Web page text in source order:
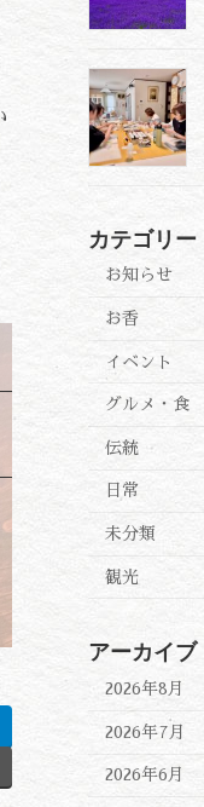
カテゴリー
お知らせ
お香
イベント
グルメ・食
伝統
日常
未分類
観光
アーカイブ
2026年8月
2026年7月
2026年6月